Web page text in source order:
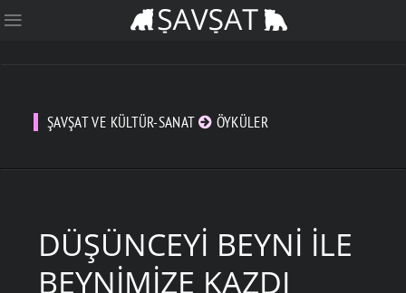
ŞAVŞAT VE KÜLTÜR-SANAT ÖYKÜLER
DÜŞÜNCEYI BEYNI İLE
BEYNIMIZE KAZDI